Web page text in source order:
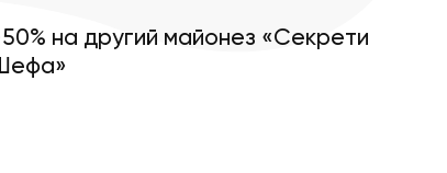
на другий майонез «Секрети